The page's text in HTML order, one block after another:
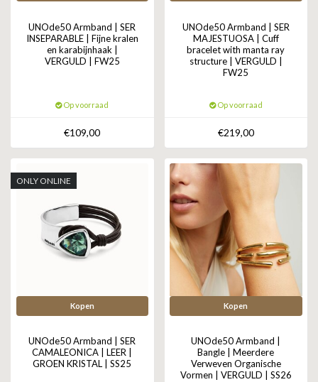
UNOde50 Armband | SER
INSEPARABLE | Fijne kralen
en karabijnhaak |
VERGULD | FW25
Op voorraad
€109,00
UNOde50 Armband | SER
MAJESTUOSA | Cuff
bracelet with manta ray
structure | VERGULD |
FW25
Op voorraad
€219,00
ONLY ONLINE
Kopen
UNOde50 Armband | SER
CAMALEONICA | LEER |
GROEN KRISTAL | SS25
Kopen
UNOde50 Armband |
Bangle | Meerdere
Verweven Organische
Vormen | VERGULD | SS26